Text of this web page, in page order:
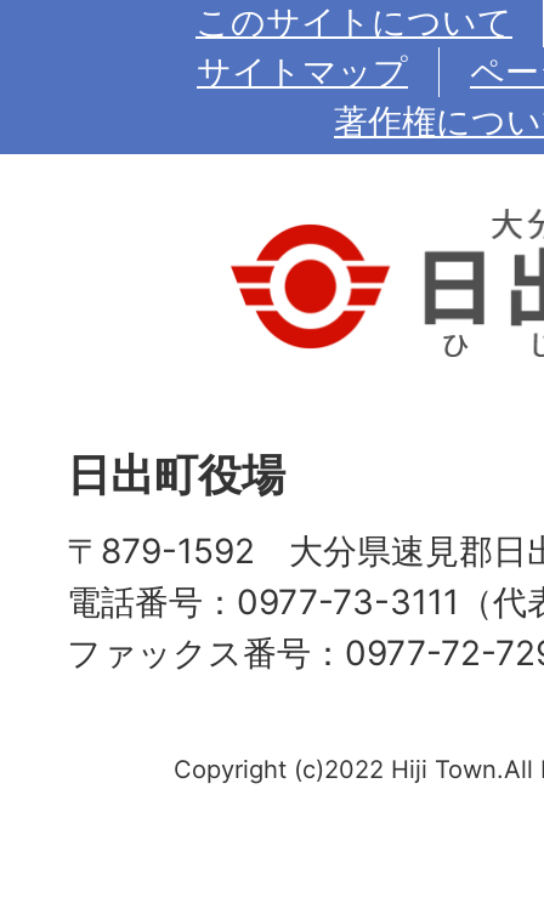
このサイトについて
サイトマップ
ペ
著作権につ
日出町役場
〒879-1592 大分県速見郡日
電話番号：0977-73-3111（代
ファックス番号：0977-72-
Copyright (c)2022 Hiji Town.All